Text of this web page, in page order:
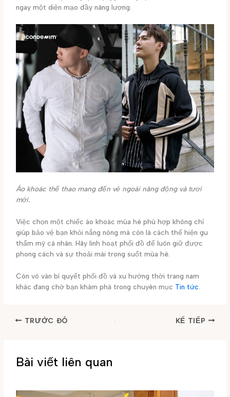
ngay một diện mạo đầy năng lượng.
Áo khoác thể thao mang đến vẻ ngoài năng động và tươi
mới.
Việc chọn một chiếc áo khoác mùa hè phù hợp không chỉ
giúp bảo vệ bạn khỏi nắng nóng mà còn là cách thể hiện gu
thẩm mỹ cá nhân. Hãy linh hoạt phối đồ để luôn giữ được
phong cách và sự thoải mái trong suốt mùa hè.
Còn vô vàn bí quyết phối đồ và xu hướng thời trang nam
khác đang chờ bạn khám phá trong chuyên mục Tin tức
TRƯỚC ĐÓ KẾ TIẾP
Bài viết liên quan